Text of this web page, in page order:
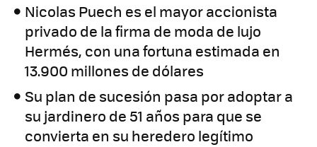
Nicolas Puech es el mayor accionista
privado de la firma de moda de lujo
Hermés, con una fortuna estimada en
13.900 millones de dólares
Su plan de sucesión pasa por adoptar a
su jardinero de 51 años para que se
convierta en su heredero legítimo